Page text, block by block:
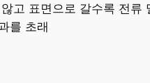
고 표면으로 갈수록 전류
를 초래